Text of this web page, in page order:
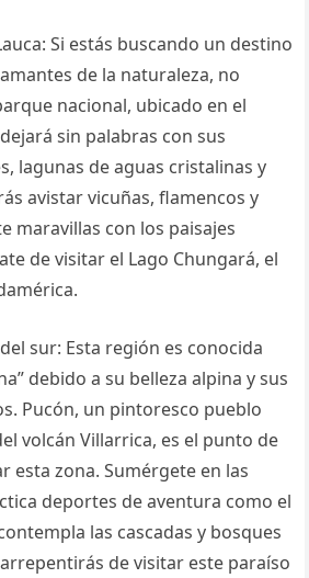
Si estás buscando un destino
de la naturaleza, no
nacional, ubicado en el
sin palabras con sus
lagunas de aguas cristalinas y
avistar vicuñas, flamencos y
maravillas con los paisajes
de visitar el Lago Chungará, el
sur: Esta región es conocida
debido a su belleza alpina y sus
Pucón, un pintoresco pueblo
volcán Villarrica, es el punto de
esta zona. Sumérgete en las
deportes de aventura como el
las cascadas y bosques
de visitar este paraíso